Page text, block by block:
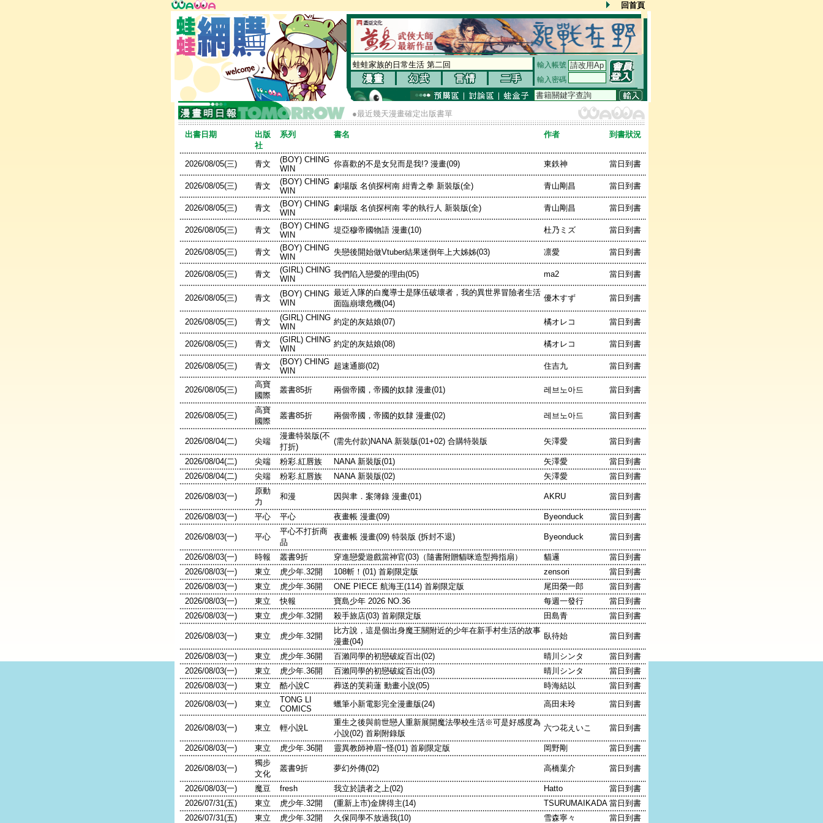
回首頁
輸入帳號
輸入密碼
●最近幾天漫畫確定出版書單
出書日期
出版
社
系列 書名 作者 到書狀況
2026/08/05(三) 青文
(BOY) CHING
WIN
你喜歡的不是女兒而是我!? 漫畫(09) 東鉄神 當日到書
2026/08/05(三) 青文
(BOY) CHING
WIN
劇場版 名偵探柯南 紺青之拳 新裝版(全) 青山剛昌 當日到書
2026/08/05(三) 青文
(BOY) CHING
WIN
劇場版 名偵探柯南 零的執行人 新裝版(全) 青山剛昌 當日到書
2026/08/05(三) 青文
(BOY) CHING
WIN
堤亞穆帝國物語 漫畫(10) 杜乃ミズ 當日到書
2026/08/05(三) 青文
(BOY) CHING
WIN
失戀後開始做Vtuber結果迷倒年上大姊姊(03) 凛愛 當日到書
2026/08/05(三) 青文
(GIRL) CHING
WIN
我們陷入戀愛的理由(05) ma2 當日到書
2026/08/05(三) 青文
(BOY) CHING
WIN
最近入隊的白魔導士是隊伍破壞者，我的異世界冒險者生活
面臨崩壞危機(04)
優木すず 當日到書
2026/08/05(三) 青文
(GIRL) CHING
WIN
約定的灰姑娘(07) 橘オレコ 當日到書
2026/08/05(三) 青文
(GIRL) CHING
WIN
約定的灰姑娘(08) 橘オレコ 當日到書
2026/08/05(三) 青文
(BOY) CHING
WIN
超速通膨(02) 住吉九 當日到書
2026/08/05(三)
高寶
國際
叢書85折 兩個帝國，帝國的奴隸 漫畫(01) 레브노아드 當日到書
2026/08/05(三)
高寶
國際
叢書85折 兩個帝國，帝國的奴隸 漫畫(02) 레브노아드 當日到書
2026/08/04(二) 尖端
漫畫特裝版(不
打折)
(需先付款)NANA 新裝版(01+02) 合購特裝版 矢澤愛 當日到書
2026/08/04(二) 尖端 粉彩.紅唇族 NANA 新裝版(01) 矢澤愛
當日到書
2026/08/04(二)
尖端 粉彩.紅唇族 NANA 新裝版(02) 矢澤愛 當日到書
2026/08/03(一)
原動
力
和漫 因與聿．案簿錄 漫畫(01) AKRU 當日到書
2026/08/03(一) 平心 平心 夜畫帳 漫畫(09) Byeonduck 當日到書
2026/08/03(一) 平心
平心不打折商
品
夜畫帳 漫畫(09) 特裝版 (拆封不退) Byeonduck 當日到書
2026/08/03(一) 時報 叢書9折 穿進戀愛遊戲當神官(03)（隨書附贈貓咪造型拇指扇） 貓邏
當日到書
2026/08/03(一)
東立 虎少年.32開 108斬！(01) 首刷限定版 zensori
當日到書
2026/08/03(一)
東立 虎少年.36開 ONE PIECE 航海王(114) 首刷限定版 尾田榮一郎
當日到書
2026/08/03(一)
東立 快報 寶島少年 2026 NO.36 每週一發行
當日到書
2026/08/03(一)
東立 虎少年.32開 殺手旅店(03) 首刷限定版 田島青 當日到書
2026/08/03(一) 東立 虎少年.32開
比方說，這是個出身魔王關附近的少年在新手村生活的故事
漫畫(04)
臥待始 當日到書
2026/08/03(一) 東立 虎少年.36開 百瀨同學的初戀破綻百出(02) 晴川シンタ
當日到書
2026/08/03(一)
東立 虎少年.36開 百瀨同學的初戀破綻百出(03) 晴川シンタ
當日到書
2026/08/03(一)
東立 酷小說C 葬送的芙莉蓮 動畫小說(05) 時海結以
當日到書
2026/08/03(一)
東立
TONG LI
COMICS
蠟筆小新電影完全漫畫版(24) 高田未玲 當日到書
2026/08/03(一) 東立 輕小說L
重生之後與前世戀人重新展開魔法學校生活※可是好感度為
小說(02) 首刷附錄版
六つ花えいこ 當日到書
2026/08/03(一) 東立 虎少年.36開 靈異教師神眉~怪(01) 首刷限定版 岡野剛 當日到書
2026/08/03(一)
獨步
文化
叢書9折 夢幻外傳(02) 高橋葉介 當日到書
2026/08/03(一) 魔豆 fresh 我立於讀者之上(02) Hatto
當日到書
2026/07/31(五)
東立 虎少年.32開 (重新上市)金牌得主(14) TSURUMAIKADA 當日到書
2026/07/31(五)
東立 虎少年.32開 久保同學不放過我(10) 雪森寧々 當日到書